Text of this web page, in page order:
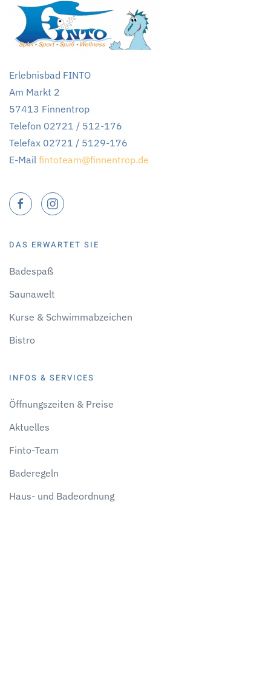
Erlebnisbad FINTO
Am Markt 2
57413 Finnentrop
Telefon 02721 / 512-176
Telefax 02721 / 5129-176
E-Mail fintoteam@finnentrop.de
DAS ERWARTET SIE
Badespaß
Saunawelt
Kurse & Schwimmabzeichen
Bistro
INFOS & SERVICES
Öffnungszeiten & Preise
Aktuelles
Finto-Team
Baderegeln
Haus- und Badeordnung